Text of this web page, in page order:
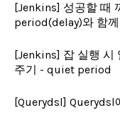
[Jenkins] 성공할 때
period(delay)와 함께
[Jenkins] 잡 실행 시
주기 - quiet period
[Querydsl] Querydsl